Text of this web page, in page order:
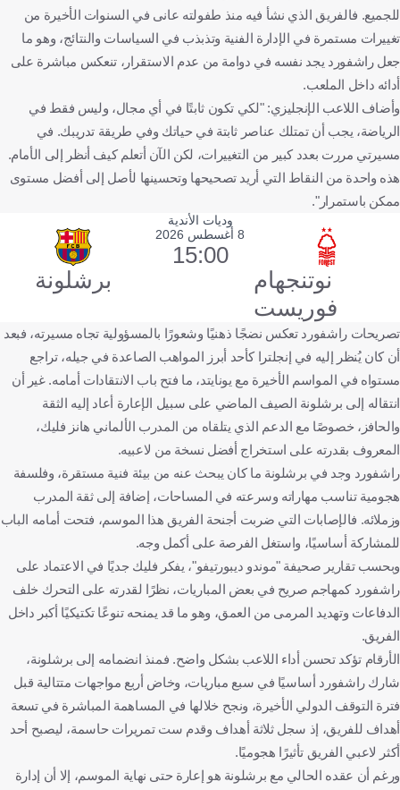
للجميع. فالفريق الذي نشأ فيه منذ طفولته عانى في السنوات الأخيرة من
تغييرات مستمرة في الإدارة الفنية وتذبذب في السياسات والنتائج، وهو ما
جعل راشفورد يجد نفسه في دوامة من عدم الاستقرار، تنعكس مباشرة على
أدائه داخل الملعب.
وأضاف اللاعب الإنجليزي: "لكي تكون ثابتًا في أي مجال، وليس فقط في
الرياضة، يجب أن تمتلك عناصر ثابتة في حياتك وفي طريقة تدريبك. في
مسيرتي مررت بعدد كبير من التغييرات، لكن الآن أتعلم كيف أنظر إلى الأمام.
هذه واحدة من النقاط التي أريد تصحيحها وتحسينها لأصل إلى أفضل مستوى
ممكن باستمرار".
وديات الأندية
نوتنجهام
فوريست
8 أغسطس 2026
15:00
برشلونة
تصريحات راشفورد تعكس نضجًا ذهنيًا وشعورًا بالمسؤولية تجاه مسيرته، فبعد
أن كان يُنظر إليه في إنجلترا كأحد أبرز المواهب الصاعدة في جيله، تراجع
مستواه في المواسم الأخيرة مع يونايتد، ما فتح باب الانتقادات أمامه. غير أن
انتقاله إلى برشلونة الصيف الماضي على سبيل الإعارة أعاد إليه الثقة
والحافز، خصوصًا مع الدعم الذي يتلقاه من المدرب الألماني هانز فليك،
المعروف بقدرته على استخراج أفضل نسخة من لاعبيه.
راشفورد وجد في برشلونة ما كان يبحث عنه من بيئة فنية مستقرة، وفلسفة
هجومية تناسب مهاراته وسرعته في المساحات، إضافة إلى ثقة المدرب
وزملائه. فالإصابات التي ضربت أجنحة الفريق هذا الموسم، فتحت أمامه الباب
للمشاركة أساسيًا، واستغل الفرصة على أكمل وجه.
وبحسب تقارير صحيفة "موندو ديبورتيفو"، يفكر فليك جديًا في الاعتماد على
راشفورد كمهاجم صريح في بعض المباريات، نظرًا لقدرته على التحرك خلف
الدفاعات وتهديد المرمى من العمق، وهو ما قد يمنحه تنوعًا تكتيكيًا أكبر داخل
الفريق.
الأرقام تؤكد تحسن أداء اللاعب بشكل واضح. فمنذ انضمامه إلى برشلونة،
شارك راشفورد أساسيًا في سبع مباريات، وخاض أربع مواجهات متتالية قبل
فترة التوقف الدولي الأخيرة، ونجح خلالها في المساهمة المباشرة في تسعة
أهداف للفريق، إذ سجل ثلاثة أهداف وقدم ست تمريرات حاسمة، ليصبح أحد
أكثر لاعبي الفريق تأثيرًا هجوميًا.
ورغم أن عقده الحالي مع برشلونة هو إعارة حتى نهاية الموسم، إلا أن إدارة